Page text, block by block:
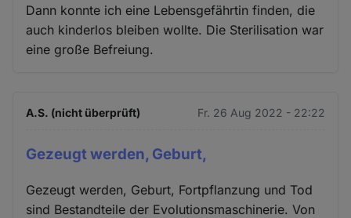
Dann konnte ich eine Lebensgefährtin finden, die
auch kinderlos bleiben wollte. Die Sterilisation war
eine große Befreiung.
A.S. (nicht überprüft) Fr. 26 Aug 2022 - 22:22
Gezeugt werden, Geburt,
Gezeugt werden, Geburt, Fortpflanzung und Tod
sind Bestandteile der Evolutionsmaschinerie. Von